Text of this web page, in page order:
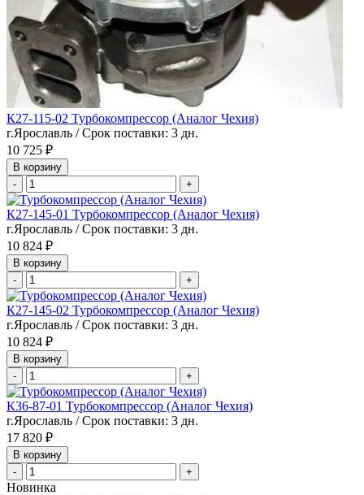
К27-115-02 Турбокомпрессор (Аналог Чехия)
г.Ярославль / Срок поставки: 3 дн.
10 725 ₽
В корзину
-
+
К27-145-01 Турбокомпрессор (Аналог Чехия)
г.Ярославль / Срок поставки: 3 дн.
10 824 ₽
В корзину
-
+
К27-145-02 Турбокомпрессор (Аналог Чехия)
г.Ярославль / Срок поставки: 3 дн.
10 824 ₽
В корзину
-
+
К36-87-01 Турбокомпрессор (Аналог Чехия)
г.Ярославль / Срок поставки: 3 дн.
17 820 ₽
В корзину
-
+
Новинка